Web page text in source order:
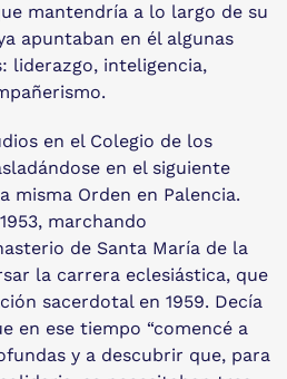
mantendría a lo largo de su
apuntaban en él algunas
liderazgo, inteligencia,
en el Colegio de los
en el siguiente
misma Orden en Palencia.
marchando
de Santa María de la
la carrera eclesiástica, que
sacerdotal en 1959. Decía
en ese tiempo “comencé a
y a descubrir que, para